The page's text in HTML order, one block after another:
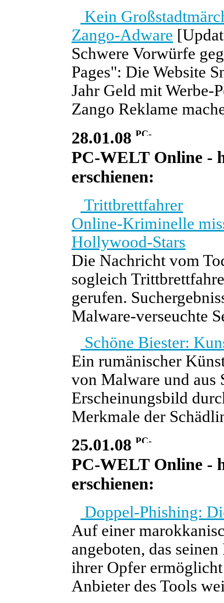
Kein
Zango-Adware
Schwere Vorwürfe
Pages": Die Website
Jahr Geld mit Werbe-
Zango Reklame
28.01.08
PC-WELT Online -
erschienen:
Trittbrettfahrer
Online-Kriminelle
Hollywood-Stars
Die Nachricht vom
sogleich
gerufen.
Malware-verseuchte
Schöne Biester:
Ein rumänischer
von Malware und aus
Erscheinungsbild
Merkmale der
25.01.08
PC-WELT Online -
erschienen:
Doppel-Phishing:
Auf einer
angeboten, das
ihrer Opfer
Anbieter des Tools